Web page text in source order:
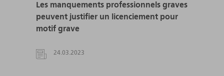
Les manquements professionnels graves
peuvent justifier un licenciement pour
motif grave
24.03.2023